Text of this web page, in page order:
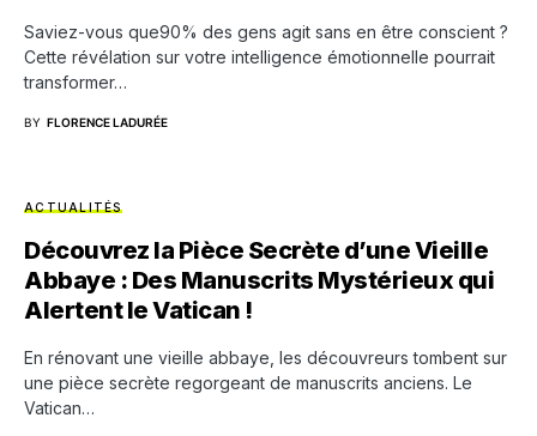
Saviez-vous que90% des gens agit sans en être conscient ?
Cette révélation sur votre intelligence émotionnelle pourrait
transformer…
BY FLORENCE LADURÉE
ACTUALITÉS
Découvrez la Pièce Secrète d’une Vieille
Abbaye : Des Manuscrits Mystérieux qui
Alertent le Vatican !
En rénovant une vieille abbaye, les découvreurs tombent sur
une pièce secrète regorgeant de manuscrits anciens. Le
Vatican…